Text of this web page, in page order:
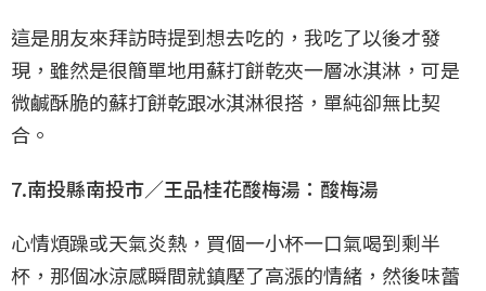
這是朋友來拜訪時提到想去吃的，我吃了以後才發
現，雖然是很簡單地用蘇打餅乾夾一層冰淇淋，可是
微鹹酥脆的蘇打餅乾跟冰淇淋很搭，單純卻無比契
合。
7.南投縣南投市／王品桂花酸梅湯：酸梅湯
心情煩躁或天氣炎熱，買個一小杯一口氣喝到剩半
杯，那個冰涼感瞬間就鎮壓了高漲的情緒，然後味蕾